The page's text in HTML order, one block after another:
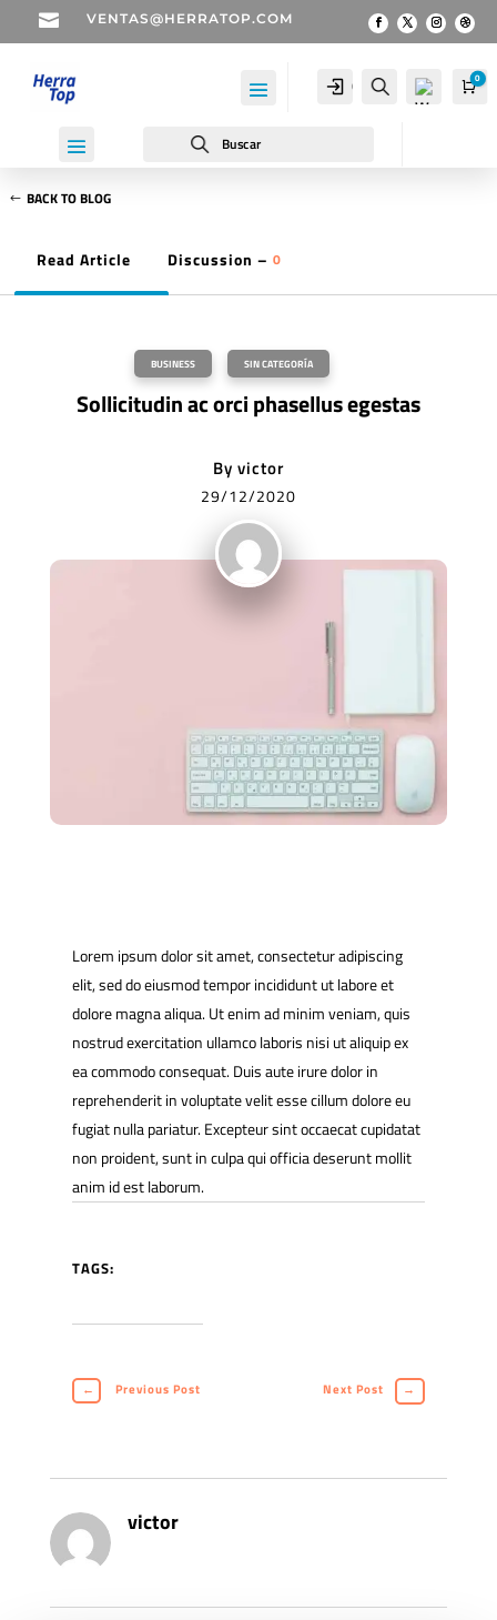
 VENTAS@HERRATOP.COM
Cuenta Buscar 0
Buscar
BACK TO BLOG
Read Article Discussion – 0
BUSINESS SIN CATEGORÍA
Sollicitudin ac orci phasellus egestas
By victor
29/12/2020
Lorem ipsum dolor sit amet, consectetur adipiscing
elit, sed do eiusmod tempor incididunt ut labore et
dolore magna aliqua. Ut enim ad minim veniam, quis
nostrud exercitation ullamco laboris nisi ut aliquip ex
ea commodo consequat. Duis aute irure dolor in
reprehenderit in voluptate velit esse cillum dolore eu
fugiat nulla pariatur. Excepteur sint occaecat cupidatat
non proident, sunt in culpa qui officia deserunt mollit
anim id est laborum.
TAGS:
← Previous Post Next Post →
victor